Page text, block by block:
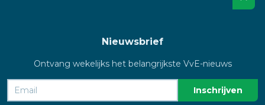
Nieuwsbrief
Ontvang wekelijks het belangrijkste VvE-nieuws